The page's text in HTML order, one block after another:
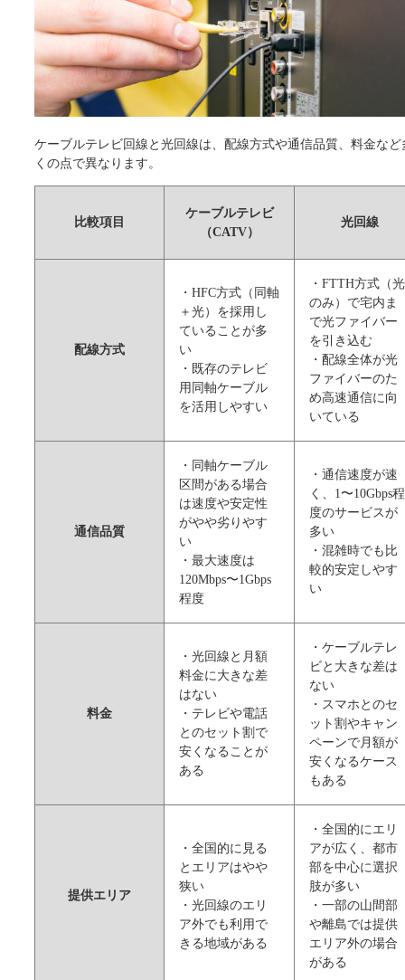
ケーブルテレビ回線と光回線は、配線方式や通信品質、料金など
くの点で異なります。
比較項目
ケーブルテレビ
（CATV）
光回線
配線方式
・HFC方式（同軸
＋光）を採用し
ていることが多
い
・既存のテレビ
用同軸ケーブル
を活用しやすい
・FTTH方式（光
のみ）で宅内ま
で光ファイバー
を引き込む
・配線全体が光
ファイバーのた
め高速通信に向
いている
通信品質
・同軸ケーブル
区間がある場合
は速度や安定性
がやや劣りやす
い
・最大速度は
120Mbps〜1Gbps
程度
・通信速度が速
く、1〜10Gbps程
度のサービスが
多い
・混雑時でも比
較的安定しやす
い
料金
・光回線と月額
料金に大きな差
はない
・テレビや電話
とのセット割で
安くなることが
ある
・ケーブルテレ
ビと大きな差は
ない
・スマホとのセ
ット割やキャン
ペーンで月額が
安くなるケース
もある
提供エリア
・全国的に見る
とエリアはやや
狭い
・光回線のエリ
ア外でも利用で
きる地域がある
・全国的にエリ
アが広く、都市
部を中心に選択
肢が多い
・一部の山間部
や離島では提供
エリア外の場合
がある